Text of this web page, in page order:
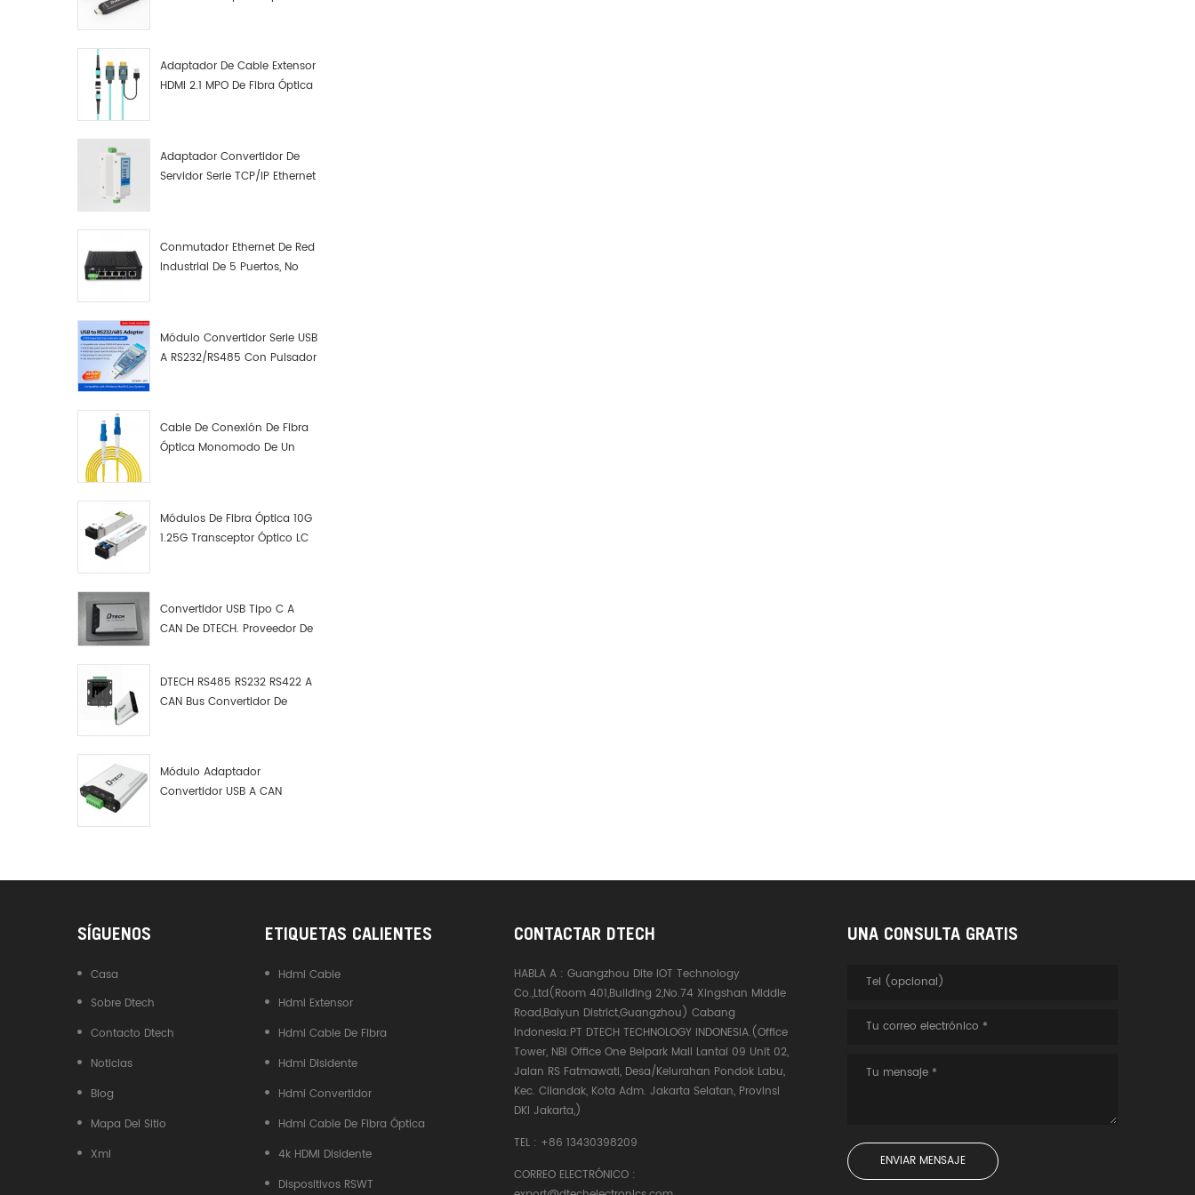
Adaptador De Cable Extensor
HDMI 2.1 MPO De Fibra Óptica
Adaptador Convertidor De
Servidor Serie TCP/IP Ethernet
Conmutador Ethernet De Red
Industrial De 5 Puertos, No
Módulo Convertidor Serie USB
A RS232/RS485 Con Pulsador
Cable De Conexión De Fibra
Óptica Monomodo De Un
Módulos De Fibra Óptica 10G
1.25G Transceptor Óptico LC
Convertidor USB Tipo C A
CAN De DTECH. Proveedor De
DTECH RS485 RS232 RS422 A
CAN Bus Convertidor De
Módulo Adaptador
Convertidor USB A CAN
SÍGUENOS
Casa
Sobre Dtech
Contacto Dtech
Noticias
Blog
Mapa Del Sitio
Xml
ETIQUETAS CALIENTES
Hdmi Cable
Hdmi Extensor
Hdmi Cable De Fibra
Hdmi Disidente
Hdmi Convertidor
Hdmi Cable De Fibra Óptica
4k HDMI Disidente
Dispositivos RSWT
CONTACTAR DTECH
HABLA A :Guangzhou Dite IOT Technology
Co.,Ltd(Room 401,Building 2,No.74 Xingshan Middle
Road,Baiyun District,Guangzhou) Cabang
Indonesia:PT DTECH TECHNOLOGY INDONESIA.(Office
Tower, NBI Office One Belpark Mall Lantai 09 Unit 02,
Jalan RS Fatmawati, Desa/Kelurahan Pondok Labu,
Kec. Cilandak, Kota Adm. Jakarta Selatan, Provinsi
DKI Jakarta,)
TEL : +86 13430398209
CORREO ELECTRÓNICO :
UNA CONSULTA GRATIS